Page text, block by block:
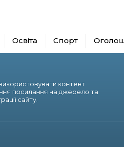
Освіта Спорт
контент
посилання на джерело та
сайту.